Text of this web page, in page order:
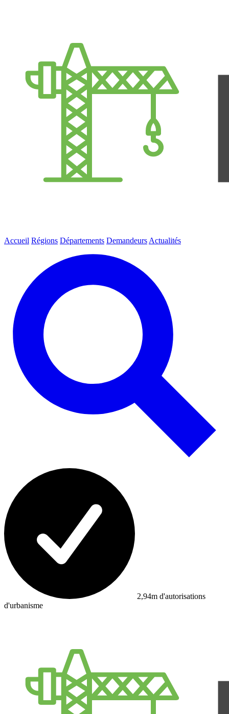
Accueil Régions Départements Demandeurs Actualités
2,94m d'autorisations
d'urbanisme